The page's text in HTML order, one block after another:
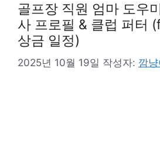
골프장 직원 엄마 도우
사 프로필 & 클럽 퍼터
상금 일정)
2025년 10월 19일 작성자: 깜냥